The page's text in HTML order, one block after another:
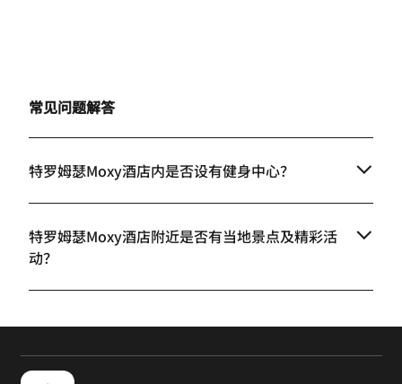
常见问题解答
特罗姆瑟Moxy酒店内是否设有健身中心？
特罗姆瑟Moxy酒店附近是否有当地景点及精彩活
动？